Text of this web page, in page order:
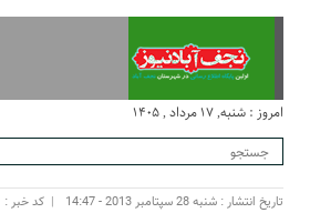
امروز : شنبه, ۱۷ مرداد , ۱۴۰۵
تاریخ انتشار : شنبه 28 سپتامبر 2013 - 14:47 کد خبر : 3921